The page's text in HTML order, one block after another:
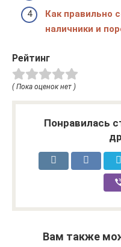
Как правильно
наличники и
Рейтинг
( Пока оценок нет )
Понравилась
Вам также